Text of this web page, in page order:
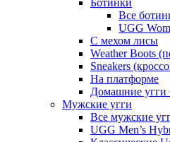
Ботинки
Все
UGG
С мехом лисы
Weather Boots
Sneakers
На платформе
Домашние угги
Мужские угги
Все мужские
UGG Men’s